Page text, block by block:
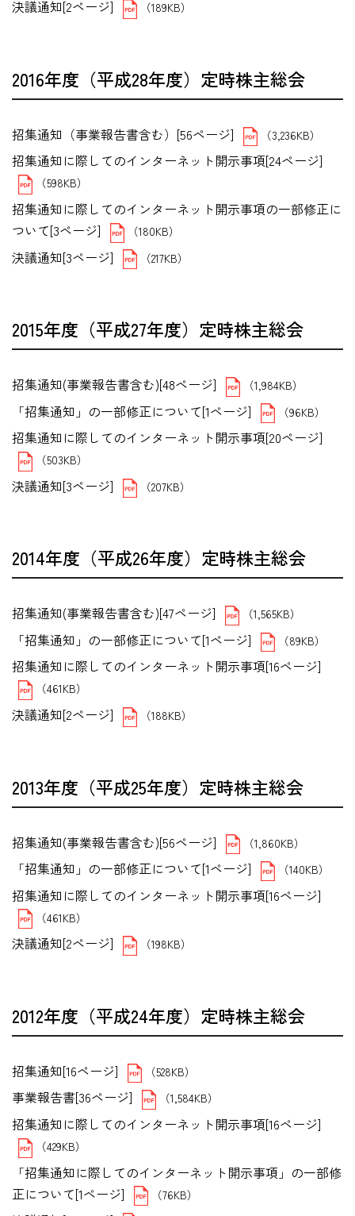
決議通知[2ページ] （189KB）
2016年度（平成28年度）定時株主総会
招集通知（事業報告書含む）[56ページ] （3,236KB）
招集通知に際してのインターネット開示事項[24ページ]
（598KB）
招集通知に際してのインターネット開示事項の一部修正に
ついて[3ページ]
（180KB）
決議通知[3ページ] （217KB）
2015年度（平成27年度）定時株主総会
招集通知(事業報告書含む)[48ページ] （1,984KB）
「招集通知」の一部修正について[1ページ] （96KB）
招集通知に際してのインターネット開示事項[20ページ]
（503KB）
決議通知[3ページ] （207KB）
2014年度（平成26年度）定時株主総会
招集通知(事業報告書含む)[47ページ] （1,565KB）
「招集通知」の一部修正について[1ページ] （89KB）
招集通知に際してのインターネット開示事項[16ページ]
（461KB）
決議通知[2ページ] （188KB）
2013年度（平成25年度）定時株主総会
招集通知(事業報告書含む)[56ページ] （1,860KB）
「招集通知」の一部修正について[1ページ] （140KB）
招集通知に際してのインターネット開示事項[16ページ]
（461KB）
決議通知[2ページ] （198KB）
2012年度（平成24年度）定時株主総会
招集通知[16ページ] （528KB）
事業報告書[36ページ] （1,584KB）
招集通知に際してのインターネット開示事項[16ページ]
（429KB）
「招集通知に際してのインターネット開示事項」の一部修
正について[1ページ]
（76KB）